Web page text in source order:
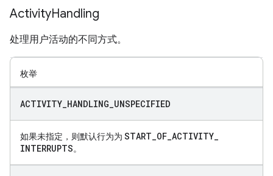
ActivityHandling
处理用户活动的不同方式。
枚举
ACTIVITY HANDLING UNSPECIFIED
如果未指定，则默认行为为 START_OF_ACTIVITY_
INTERRUPTS。